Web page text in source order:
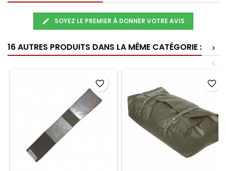
SOYEZ LE PREMIER À DONNER VOTRE AVIS
16 AUTRES PRODUITS DANS LA MÊME CATÉGORIE :
>
<
favorite_border favorite_border